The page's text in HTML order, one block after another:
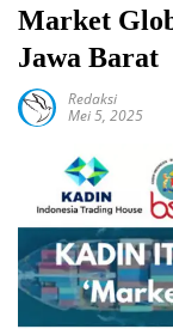
Market
Jawa Barat
Redaksi
Mei 5, 2025